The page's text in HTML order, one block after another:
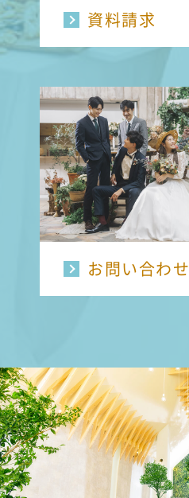
資料請求
お問い合わせ